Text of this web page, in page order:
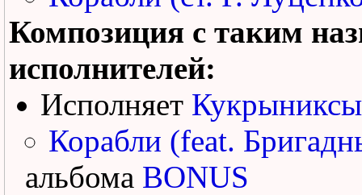
Композиция с таким
исполнителей:
Исполняет Кукрыниксы
Корабли (feat.
альбома BONUS